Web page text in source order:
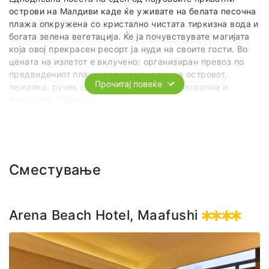
острови на Малдиви каде ќе уживате на белата песочна
плажа опкружена со кристално чистата тиркизна вода и
богата зелена вегетација. Ќе ја почувствувате магијата
која овој прекрасен ресорт ја нуди на своите гости. Во
цената на излетот е вклучено: oрганизиран превоз по
предвидениот план и програма, влез на островот,
лежалка, ручек (шведска маса) и безалкохолни и
доколку на одредена група не може да им биде понуден
Прочитај повеќе
Сместување
Arena Beach Hotel, Maafushi